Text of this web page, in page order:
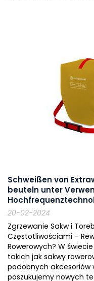
Schweißen von
beuteln unter
20-02-2024
Zgrzewanie Sakw i
Częstotliwościami –
Rowerowych? W
takich jak sakwy
podobnych
poszukujemy nowych